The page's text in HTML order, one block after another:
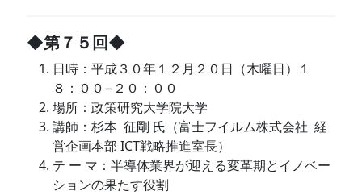
◆第７５回◆
日時：平成３０年１２月２０日（木曜日）１
８：００−２０：００
場所：政策研究大学院大学
講師：杉本 征剛 氏（富士フイルム株式会社 経
営企画本部 ICT戦略推進室長）
テ ー マ：半導体業界が迎える変革期とイノベー
ションの果たす役割